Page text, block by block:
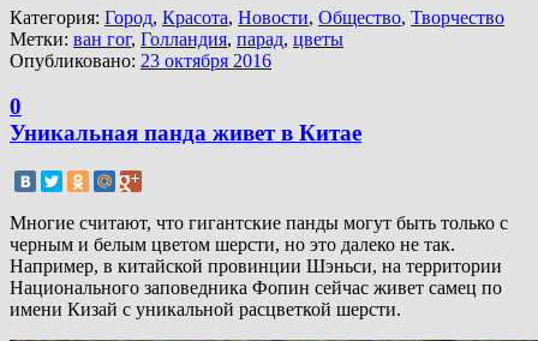
Категория: Город, Красота, Новости, Общество, Творчество
Метки: ван гог, Голландия, парад, цветы
Опубликовано: 23 октября 2016
0
Уникальная панда живет в Китае
Многие считают, что гигантские панды могут быть только с
черным и белым цветом шерсти, но это далеко не так.
Например, в китайской провинции Шэньси, на территории
Национального заповедника Фопин сейчас живет самец по
имени Кизай с уникальной расцветкой шерсти.